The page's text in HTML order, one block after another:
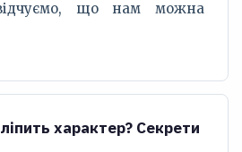
що нам можна
характер? Секрети